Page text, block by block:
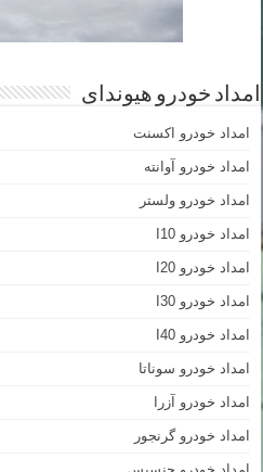
امداد خودرو هیوندای
امداد خودرو اکسنت
امداد خودرو آوانته
امداد خودرو ولستر
امداد خودرو I10
امداد خودرو I20
امداد خودرو I30
امداد خودرو I40
امداد خودرو سوناتا
امداد خودرو آزرا
امداد خودرو گرنجور